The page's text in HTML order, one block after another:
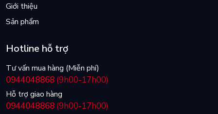
Giới thiệu
Sản phẩm
Hotline hỗ trợ
Tư vấn mua hàng (Miễn phí)
0944048868 (9h00-17h00)
Hỗ trợ giao hàng
0944048868 (9h00-17h00)